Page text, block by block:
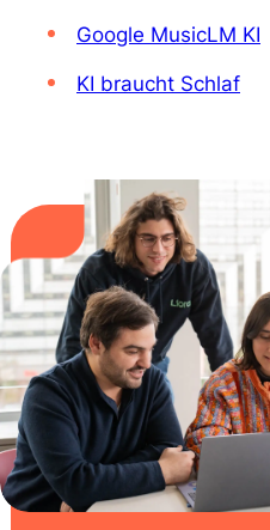
Google MusicLM KI
KI braucht Schlaf